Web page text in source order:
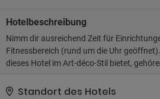
Hotelbeschreibung
Nimm dir ausreichend Zeit für
Fitnessbereich (rund um die Uhr
dieses Hotel im Art-déco-Stil bietet,
Angebot gehören ein rund um die Uhr
Standort des Hotels